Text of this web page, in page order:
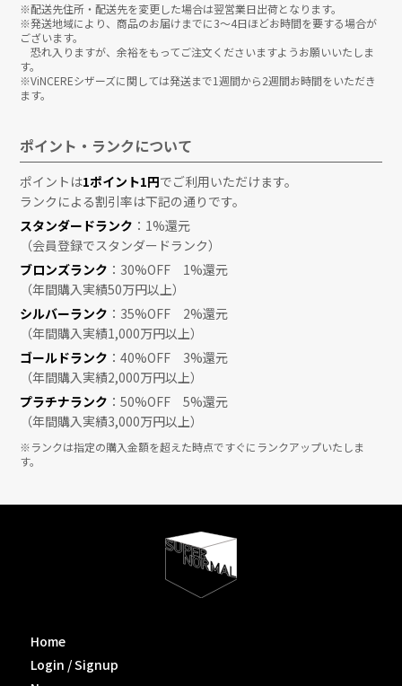
※配送先住所・配送先を変更した場合は翌営業日出荷となります。
※発送地域により、商品のお届けまでに3〜4日ほどお時間を要する場合が
ございます。
恐れ入りますが、余裕をもってご注文くださいますようお願いいたしま
す。
※ViNCEREシザーズに関しては発送まで1週間から2週間お時間をいただき
ます。
ポイント・ランクについて
ポイントは1ポイント1円でご利用いただけます。
ランクによる割引率は下記の通りです。
スタンダードランク ：1%還元
（会員登録でスタンダードランク）
ブロンズランク ：30%OFF 1%還元
（年間購入実績50万円以上）
シルバーランク ：35%OFF 2%還元
（年間購入実績1,000万円以上）
ゴールドランク ：40%OFF 3%還元
（年間購入実績2,000万円以上）
プラチナランク ：50%OFF 5%還元
（年間購入実績3,000万円以上）
※ランクは指定の購入金額を超えた時点ですぐにランクアップいたしま
す。
Home
Login / Signup